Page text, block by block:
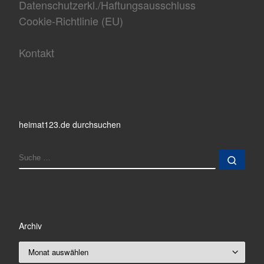
Datenschutzerkl./Haftungsausschluss
Cookie-Richtlinie (EU)
Kontakt
heimat123.de durchsuchen
SUCHE
Archiv